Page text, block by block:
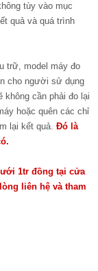
tùy vào mục
quả và quá trình
model máy đo
cho người sử dụng
cần phải đo lại
hoặc quên các chỉ
lại kết quả. Đó là
1tr đồng tại cửa
liên hệ và tham